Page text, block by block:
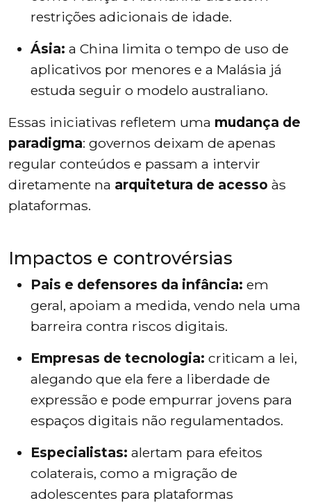
restrições adicionais de idade.
Ásia: a China limita o tempo de uso de
aplicativos por menores e a Malásia já
estuda seguir o modelo australiano.
Essas iniciativas refletem uma mudança de
paradigma: governos deixam de apenas
regular conteúdos e passam a intervir
diretamente na arquitetura de acesso às
plataformas.
Impactos e controvérsias
Pais e defensores da infância: em
geral, apoiam a medida, vendo nela uma
barreira contra riscos digitais.
Empresas de tecnologia: criticam a lei,
alegando que ela fere a liberdade de
expressão e pode empurrar jovens para
espaços digitais não regulamentados.
Especialistas: alertam para efeitos
colaterais, como a migração de
adolescentes para plataformas